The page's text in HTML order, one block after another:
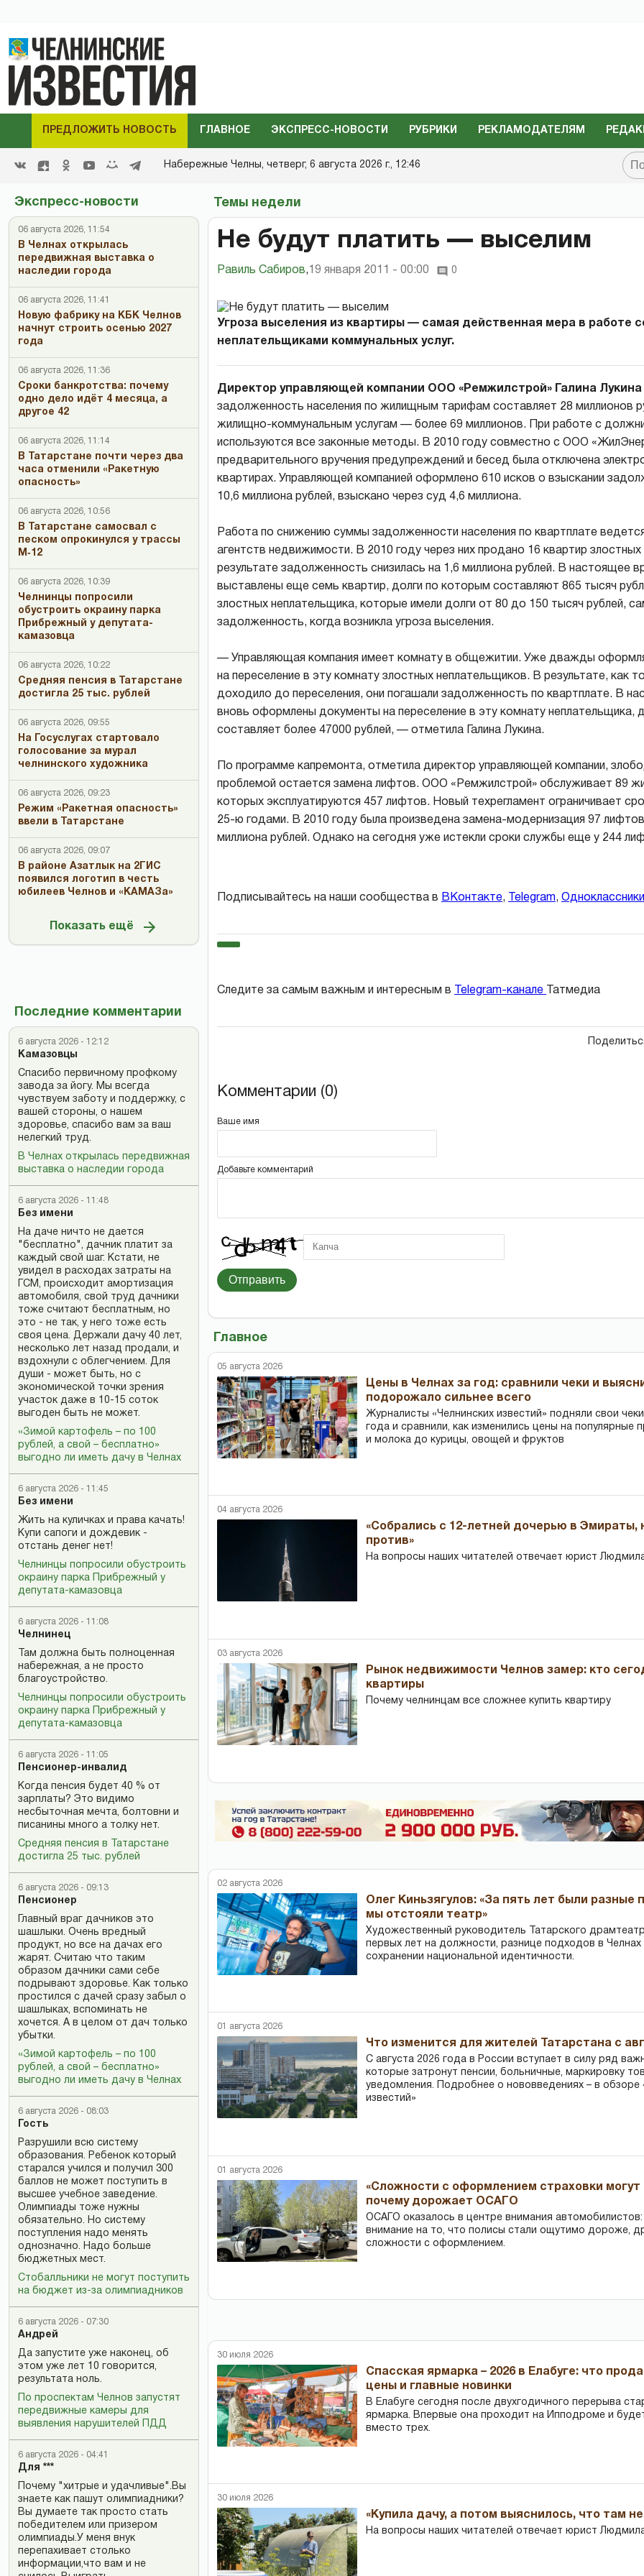
ПРЕДЛОЖИТЬ НОВОСТЬ ГЛАВНОЕ ЭКСПРЕСС-НОВОСТИ РУБРИКИ РЕКЛАМОДАТЕЛЯМ
Набережные Челны, четверг, 6 августа 2026 г., 12:46
Экспресс-новости
06 августа 2026, 11:54
В Челнах открылась
передвижная выставка о
наследии города
06 августа 2026, 11:41
Новую фабрику на КБК Челнов
начнут строить осенью 2027
года
06 августа 2026, 11:36
Сроки банкротства: почему
одно дело идёт 4 месяца, а
другое 42
06 августа 2026, 11:14
В Татарстане почти через два
часа отменили «Ракетную
опасность»
06 августа 2026, 10:56
В Татарстане самосвал с
песком опрокинулся у трассы
М‑12
06 августа 2026, 10:39
Челнинцы попросили
обустроить окраину парка
Прибрежный у депутата-
камазовца
06 августа 2026, 10:22
Средняя пенсия в Татарстане
достигла 25 тыс. рублей
06 августа 2026, 09:55
На Госуслугах стартовало
голосование за мурал
челнинского художника
06 августа 2026, 09:23
Режим «Ракетная опасность»
ввели в Татарстане
06 августа 2026, 09:07
В районе Азатлык на 2ГИС
появился логотип в честь
юбилеев Челнов и «КАМАЗа»
Показать ещё
Последние комментарии
6 августа 2026 - 12:12
Камазовцы
Спасибо первичному профкому
завода за йогу. Мы всегда
чувствуем заботу и поддержку, с
вашей стороны, о нашем
здоровье, спасибо вам за ваш
нелегкий труд.
В Челнах открылась передвижная
выставка о наследии города
6 августа 2026 - 11:48
Без имени
На даче ничто не дается
"бесплатно", дачник платит за
каждый свой шаг. Кстати, не
увидел в расходах затраты на
ГСМ, происходит амортизация
автомобиля, свой труд дачники
тоже считают бесплатным, но
это - не так, у него тоже есть
своя цена. Держали дачу 40 лет,
несколько лет назад продали, и
вздохнули с облегчением. Для
души - может быть, но с
экономической точки зрения
участок даже в 10-15 соток
выгоден быть не может.
«Зимой картофель – по 100
рублей, а свой – бесплатно»
выгодно ли иметь дачу в Челнах
6 августа 2026 - 11:45
Без имени
Жить на куличках и права качать!
Купи сапоги и дождевик -
отстань денег нет!
Челнинцы попросили обустроить
окраину парка Прибрежный у
депутата-камазовца
6 августа 2026 - 11:08
Челнинец
Там должна быть полноценная
набережная, а не просто
благоустройство.
Челнинцы попросили обустроить
окраину парка Прибрежный у
депутата-камазовца
6 августа 2026 - 11:05
Пенсионер-инвалид
Когда пенсия будет 40 % от
зарплаты? Это видимо
несбыточная мечта, болтовни и
писанины много а толку нет.
Средняя пенсия в Татарстане
достигла 25 тыс. рублей
6 августа 2026 - 09:13
Пенсионер
Главный враг дачников это
шашлыки. Очень вредный
продукт, но все на дачах его
жарят. Считаю что таким
образом дачники сами себе
подрывают здоровье. Как только
простился с дачей сразу забыл о
шашлыках, вспоминать не
хочется. А в целом от дач только
убытки.
«Зимой картофель – по 100
рублей, а свой – бесплатно»
выгодно ли иметь дачу в Челнах
6 августа 2026 - 08:03
Гость
Разрушили всю систему
образования. Ребенок который
старался учился и получил 300
баллов не может поступить в
высшее учебное заведение.
Олимпиады тоже нужны
обязательно. Но систему
поступления надо менять
однозначно. Надо больше
бюджетных мест.
Стобалльники не могут поступить
на бюджет из-за олимпиадников
6 августа 2026 - 07:30
Андрей
Да запустите уже наконец, об
этом уже лет 10 говорится,
результата ноль.
По проспектам Челнов запустят
передвижные камеры для
выявления нарушителей ПДД
6 августа 2026 - 04:41
Для ***
Почему "хитрые и удачливые".Вы
знаете как пашут олимпиадники?
Вы думаете так просто стать
победителем или призером
олимпиады.У меня внук
перепахивает столько
информации,что вам и не
Темы недели
Не будут платить — выселим
Равиль Сабиров, 19 января 2011 - 00:00 0
Угроза выселения из квартиры — самая действенная мера в работе
неплательщиками коммунальных услуг.
Директор управляющей компании ООО «Ремжилстрой» Галина Лукина
задолженность населения по жилищным тарифам составляет 28 миллионов
жилищно-коммунальным услугам — более 69 миллионов. При работе с
используются все законные методы. В 2010 году совместно с ООО
предварительного вручения предупреждений и бесед была отключена
квартирах. Управляющей компанией оформлено 610 исков о взыскании
10,6 миллиона рублей, взыскано через суд 4,6 миллиона.
Работа по снижению суммы задолженности населения по квартплате
агентств недвижимости. В 2010 году через них продано 16 квартир
результате задолженность снизилась на 1,6 миллиона рублей. В настоящее
выставлены еще семь квартир, долги по которым составляют 865 тысяч
злостных неплательщика, которые имели долги от 80 до 150 тысяч рублей,
задолженность, когда возникла угроза выселения.
— Управляющая компания имеет комнату в общежитии. Уже дважды
на переселение в эту комнату злостных неплательщиков. В результате, как
доходило до переселения, они погашали задолженность по квартплате. В
вновь оформлены документы на переселение в эту комнату неплательщика,
составляет более 47000 рублей, — отметила Галина Лукина.
По программе капремонта, отметила директор управляющей компании,
проблемой остается замена лифтов. ООО «Ремжилстрой» обслуживает 89
которых эксплуатируются 457 лифтов. Новый техрегламент ограничивает
25-ю годами. В 2010 году была произведена замена-модернизация 97
миллиона рублей. Однако на сегодня уже истекли сроки службы еще у 244
Подписывайтесь на наши сообщества в ВКонтакте, Telegram, Одноклассники
Следите за самым важным и интересным в Telegram-канале Татмедиа
Комментарии (0)
Ваше имя
Добавьте комментарий
Отправить
Главное
05 августа 2026
Цены в Челнах за год: сравнили чеки и
подорожало сильнее всего
Журналисты «Челнинских известий» подняли свои
года и сравнили, как изменились цены на популярные
и молока до курицы, овощей и фруктов
04 августа 2026
«Собрались с 12-летней дочерью в
против»
На вопросы наших читателей отвечает юрист
03 августа 2026
Рынок недвижимости Челнов замер: кто
квартиры
Почему челнинцам все сложнее купить квартиру
02 августа 2026
Олег Киньзягулов: «За пять лет были разные
мы отстояли театр»
Художественный руководитель Татарского
первых лет на должности, разнице подходов в Челнах
сохранении национальной идентичности.
01 августа 2026
Что изменится для жителей Татарстана с
С августа 2026 года в России вступает в силу ряд
которые затронут пенсии, больничные, маркировку
уведомления. Подробнее о нововведениях – в обзоре
известий»
01 августа 2026
«Сложности с оформлением страховки могут
почему дорожает ОСАГО
ОСАГО оказалось в центре внимания
внимание на то, что полисы стали ощутимо дороже,
сложности с оформлением.
30 июля 2026
Спасская ярмарка – 2026 в Елабуге: что
цены и главные новинки
В Елабуге сегодня после двухгодичного перерыва
ярмарка. Впервые она проходит на Ипподроме и
вместо трех.
30 июля 2026
«Купила дачу, а потом выяснилось, что там
На вопросы наших читателей отвечает юрист